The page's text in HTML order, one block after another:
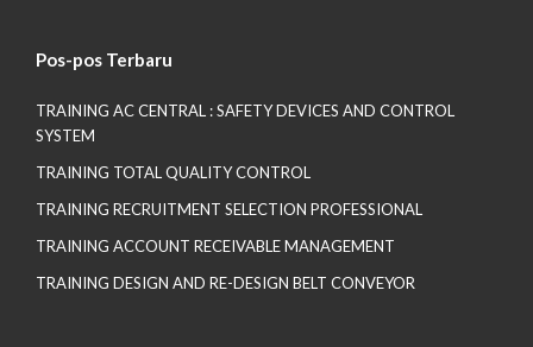
Pos-pos Terbaru
TRAINING AC CENTRAL : SAFETY DEVICES AND CONTROL
SYSTEM
TRAINING TOTAL QUALITY CONTROL
TRAINING RECRUITMENT SELECTION PROFESSIONAL
TRAINING ACCOUNT RECEIVABLE MANAGEMENT
TRAINING DESIGN AND RE-DESIGN BELT CONVEYOR